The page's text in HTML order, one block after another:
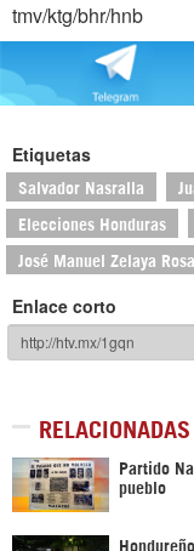
tmv/ktg/bhr/hnb
Etiquetas
Salvador Nasralla
Elecciones Honduras
José Manuel Zelaya
Enlace corto
RELACIONADAS
Partido
pueblo